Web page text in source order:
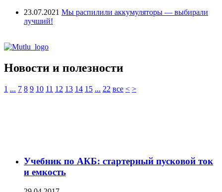
23.07.2021 Мы распилили аккумуляторы — выбирали
лучший!
Новости и полезности
1 ... 7 8 9 10 11 12 13 14 15 ... 22 все < >
Учебник по АКБ: стартерный пусковой ток
и емкость